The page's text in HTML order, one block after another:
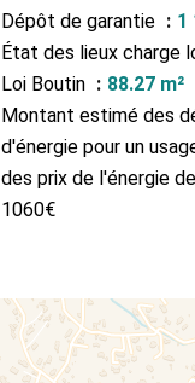
Dépôt de garantie
1
État des lieux charge
Loi Boutin
88.27 m²
Montant estimé des
d'énergie pour un
des prix de l'énergie
1060€